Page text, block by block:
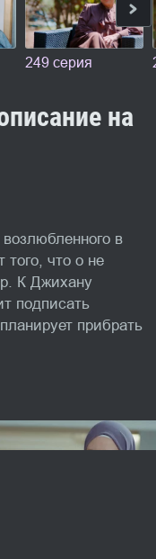
249 серия
на
в
что о не
К Джихану
подписать
прибрать